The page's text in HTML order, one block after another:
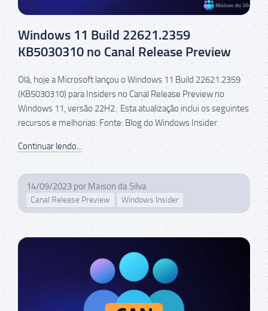
Windows 11 Build 22621.2359
KB5030310 no Canal Release Preview
Olá, hoje a Microsoft lançou o Windows 11 Build 22621.2359
(KB5030310) para Insiders no Canal Release Preview no
Windows 11, versão 22H2. Esta atualização inclui os seguintes
recursos e melhorias: Fonte: Blog do Windows Insider
Continuar lendo...
14/09/2023 por Maison da Silva
Canal Release Preview Windows Insider